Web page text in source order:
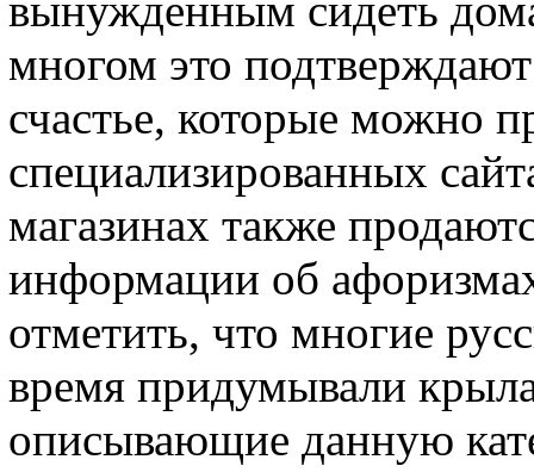
многом это
счастье, которые можно
специализированных
магазинах также
информации об
отметить, что многие
время придумывали
описывающие данную